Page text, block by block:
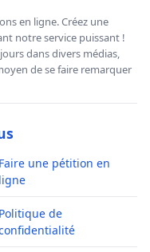
en ligne. Créez une
notre service puissant !
dans divers médias,
de se faire remarquer
Faire une pétition en
ligne
Politique de